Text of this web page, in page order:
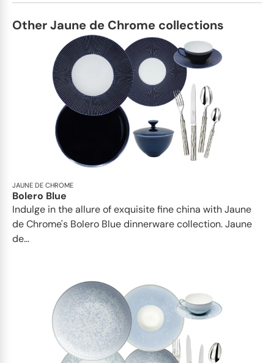
Other Jaune de Chrome collections
JAUNE DE CHROME
Bolero Blue
Indulge in the allure of exquisite fine china with Jaune
de Chrome's Bolero Blue dinnerware collection. Jaune
de...